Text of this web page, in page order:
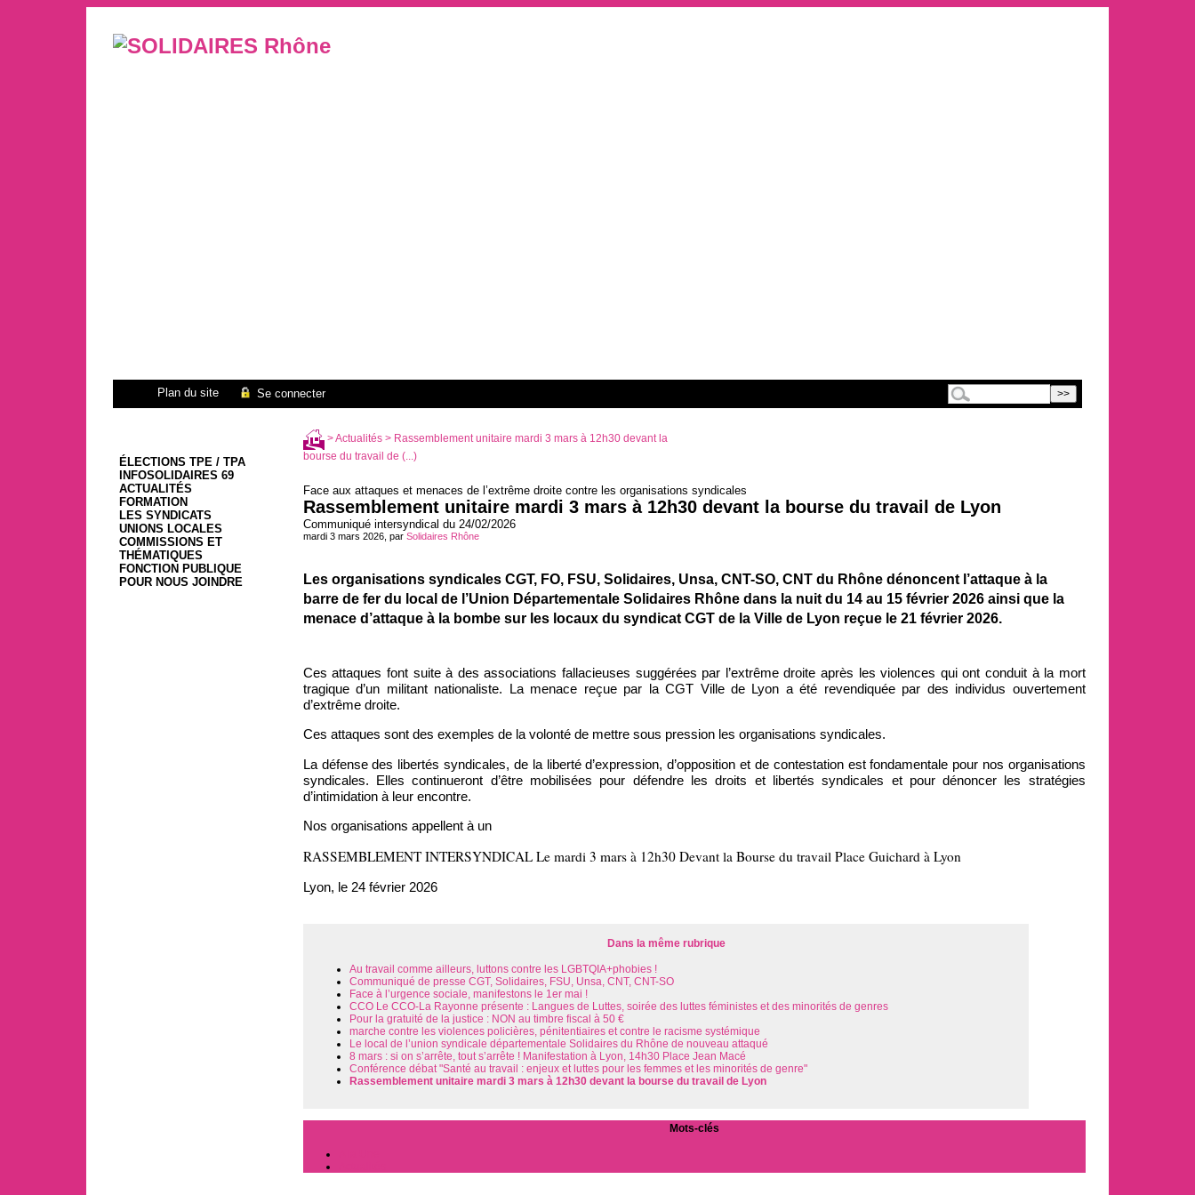
Plan du site Se connecter
ÉLECTIONS TPE / TPA
INFOSOLIDAIRES 69
ACTUALITÉS
FORMATION
LES SYNDICATS
UNIONS LOCALES
COMMISSIONS ET
THÉMATIQUES
FONCTION PUBLIQUE
POUR NOUS JOINDRE
>Actualités> Rassemblement unitaire mardi 3 mars à 12h30 devant la
bourse du travail de (...)
Face aux attaques et menaces de l’extrême droite contre les organisations syndicales
Rassemblement unitaire mardi 3 mars à 12h30 devant la bourse du travail de Lyon
Communiqué intersyndical du 24/02/2026
mardi 3 mars 2026, par Solidaires Rhône
Les organisations syndicales CGT, FO, FSU, Solidaires, Unsa, CNT-SO, CNT du Rhône dénoncent l’attaque à la
barre de fer du local de l’Union Départementale Solidaires Rhône dans la nuit du 14 au 15 février 2026 ainsi que la
menace d’attaque à la bombe sur les locaux du syndicat CGT de la Ville de Lyon reçue le 21 février 2026.
Ces attaques font suite à des associations fallacieuses suggérées par l’extrême droite après les violences qui ont conduit à la mort
tragique d’un militant nationaliste. La menace reçue par la CGT Ville de Lyon a été revendiquée par des individus ouvertement
d’extrême droite.
Ces attaques sont des exemples de la volonté de mettre sous pression les organisations syndicales.
La défense des libertés syndicales, de la liberté d’expression, d’opposition et de contestation est fondamentale pour nos organisations
syndicales. Elles continueront d’être mobilisées pour défendre les droits et libertés syndicales et pour dénoncer les stratégies
d’intimidation à leur encontre.
Nos organisations appellent à un
RASSEMBLEMENT INTERSYNDICAL Le mardi 3 mars à 12h30 Devant la Bourse du travail Place Guichard à Lyon
Lyon, le 24 février 2026
Dans la même rubrique
Au travail comme ailleurs, luttons contre les LGBTQIA+phobies !
Communiqué de presse CGT, Solidaires, FSU, Unsa, CNT, CNT-SO
Face à l’urgence sociale, manifestons le 1er mai !
CCO Le CCO-La Rayonne présente : Langues de Luttes, soirée des luttes féministes et des minorités de genres
Pour la gratuité de la justice : NON au timbre fiscal à 50 €
marche contre les violences policières, pénitentiaires et contre le racisme systémique
Le local de l’union syndicale départementale Solidaires du Rhône de nouveau attaqué
8 mars : si on s’arrête, tout s’arrête ! Manifestation à Lyon, 14h30 Place Jean Macé
Conférence débat "Santé au travail : enjeux et luttes pour les femmes et les minorités de genre"
Rassemblement unitaire mardi 3 mars à 12h30 devant la bourse du travail de Lyon
Mots-clés